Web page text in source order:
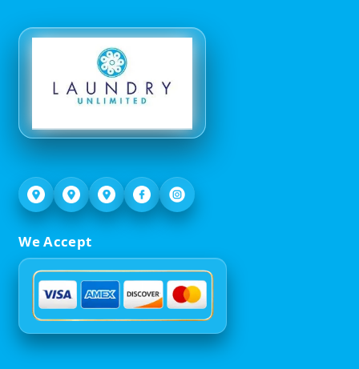
We Accept